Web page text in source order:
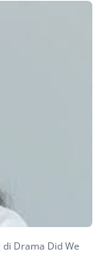
di Drama Did We